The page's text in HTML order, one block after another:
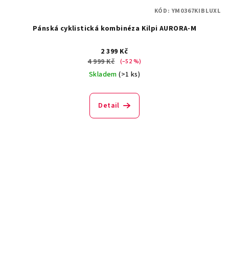
Pánská cyklistická kombinéza Kilpi AURORA-M
2 399 Kč
4 999 Kč
(–52 %)
Skladem(>1 ks)
Detail
KÓD: YM0367KIBLUXL